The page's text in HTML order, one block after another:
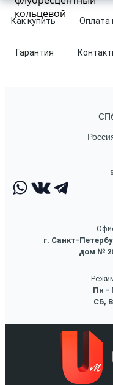
Как купить Оплата
Гарантия
г. Санкт-
дом №
Пн -
СБ,
кольцевой